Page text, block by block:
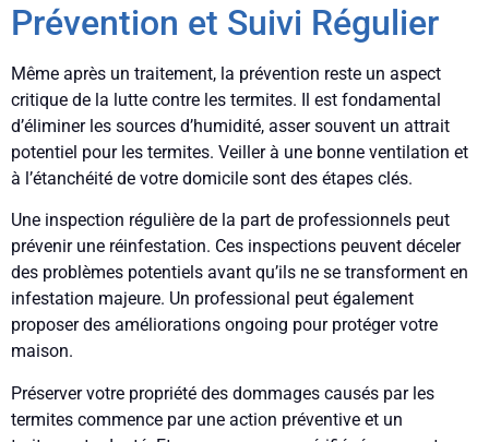
Prévention et Suivi Régulier
Même après un traitement, la prévention reste un aspect
critique de la lutte contre les termites. Il est fondamental
d’éliminer les sources d’humidité, asser souvent un attrait
potentiel pour les termites. Veiller à une bonne ventilation et
à l’étanchéité de votre domicile sont des étapes clés.
Une inspection régulière de la part de professionnels peut
prévenir une réinfestation. Ces inspections peuvent déceler
des problèmes potentiels avant qu’ils ne se transforment en
infestation majeure. Un professional peut également
proposer des améliorations ongoing pour protéger votre
maison.
Préserver votre propriété des dommages causés par les
termites commence par une action préventive et un